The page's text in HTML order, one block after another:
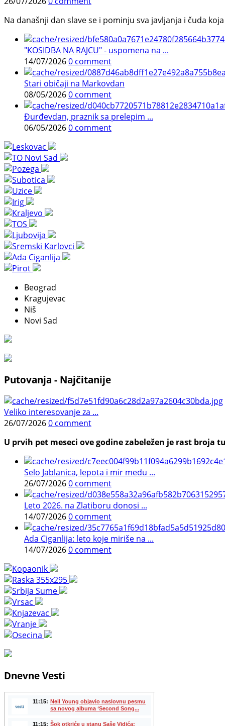
Na današnji dan slave se i pominju sva javljanja i čuda
"KOSIDBA NA RAJCU" - uspomena na ...
14/07/20260 comment
Stari običaji na Markovdan
08/05/20260 comment
Đurđevdan, praznik sa prelepim ...
06/05/20260 comment
Beograd
Kragujevac
Niš
Novi Sad
Putovanja - Najčitanije
Veliko interesovanje za ...
26/07/20260 comment
U prvih pet meseci ove godine zabeležen je rast
Selo Jablanica, lepota i mir među ...
26/07/20260 comment
Leto 2026. na Zlatiboru donosi ...
14/07/20260 comment
Ada Ciganlija: leto koje miriše na ...
14/07/20260 comment
Dnevne Vesti